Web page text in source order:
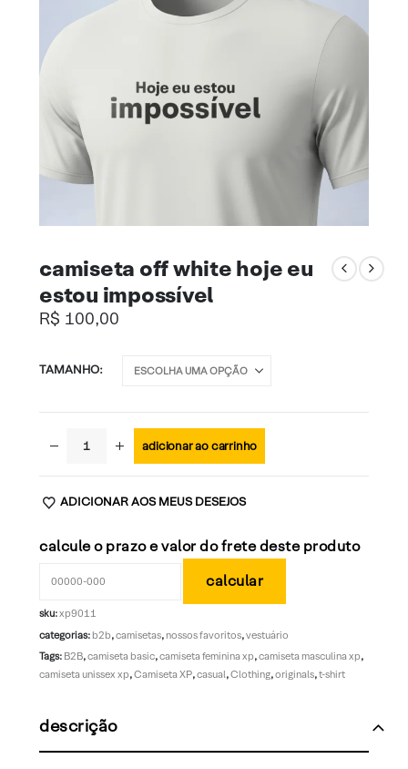
camiseta off white hoje eu
estou impossível
R$ 100,00
TAMANHO
adicionar ao carrinho
ADICIONAR AOS MEUS DESEJOS
calcule o prazo e valor do frete deste produto
sku:xp9011
categorias: b2b,camisetas, nossos favoritos,vestuário
Tags: B2B,camiseta basic,camiseta feminina xp,camiseta masculina xp,
camiseta unissex xp,Camiseta XP,casual,Clothing,originals,t-shirt
descrição